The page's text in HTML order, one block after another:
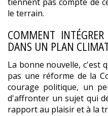
le terrain.
COMMENT
DANS UN PLAN
La bonne nouvelle, c'est
pas une réforme de la
courage politique, un
d'affronter un sujet qui
rapport au plaisir et à la